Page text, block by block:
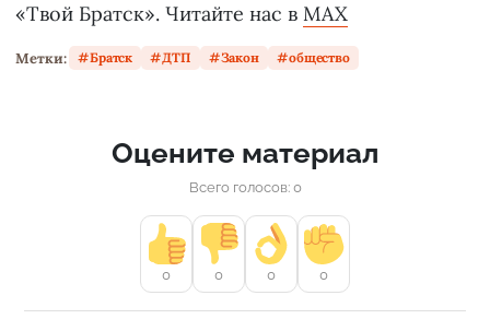
«Твой Братск». Читайте нас в MAX
Метки: Братск ДТП Закон общество
Оцените материал
Всего голосов: 0
0 0 0 0